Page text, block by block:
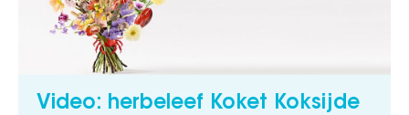
Video: herbeleef Koket Koksijde